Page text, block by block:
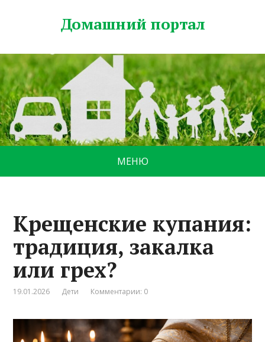
Домашний портал
МЕНЮ
Крещенские купания:
традиция, закалка
или грех?
19.01.2026 Дети Комментарии: 0